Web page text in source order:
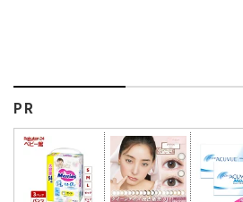
PR